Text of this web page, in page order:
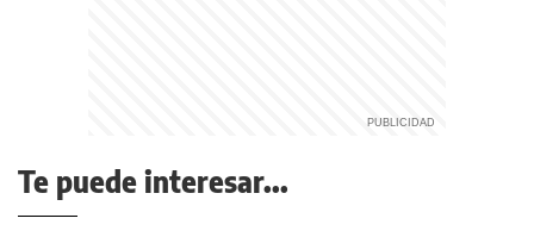
Te puede interesar...